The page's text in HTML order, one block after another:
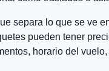
separa lo que se ve
pueden tener
horario del